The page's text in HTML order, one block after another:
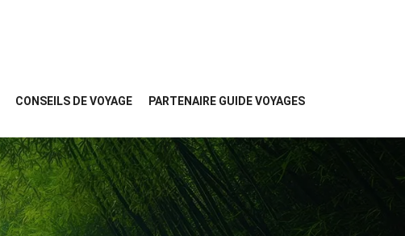
CONSEILS DE VOYAGE PARTENAIRE GUIDE VOYAGES